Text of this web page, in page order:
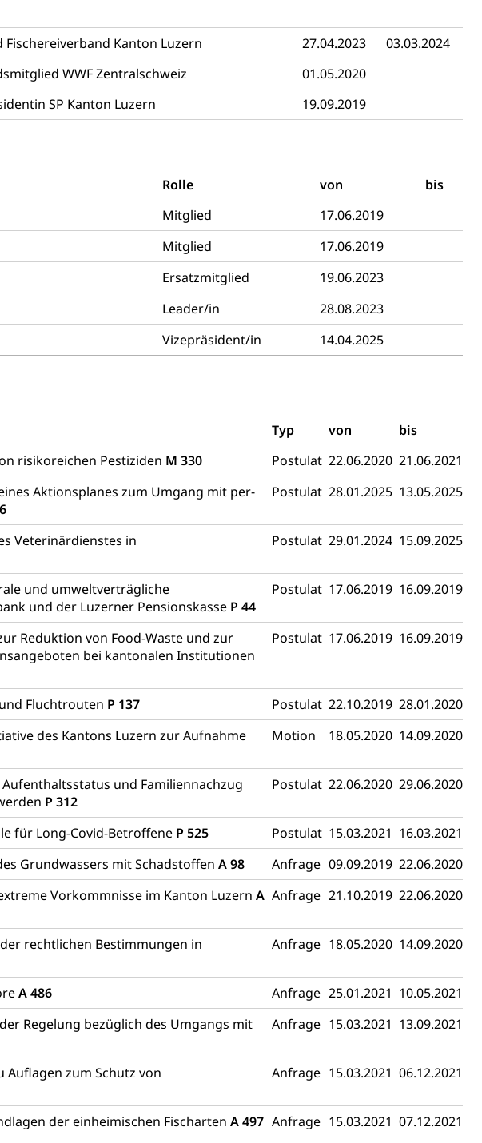
Fischereiverband Kanton Luzern 27.04.2023
03.03.2024
WWF Zentralschweiz
01.05.2020
SP Kanton Luzern
19.09.2019
Rolle von
bis
Mitglied
17.06.2019
Mitglied
17.06.2019
Ersatzmitglied
19.06.2023
Leader/in
28.08.2023
Vizepräsident/in 14.04.2025
Typ von
bis
risikoreichen Pestiziden M 330 Postulat 22.06.2020 21.06.2021
Aktionsplanes zum Umgang mit per-
Postulat 28.01.2025 13.05.2025
Veterinärdienstes in
Postulat 29.01.2024 15.09.2025
und umweltverträgliche
und der Luzerner Pensionskasse P 44
Postulat 17.06.2019 16.09.2019
Reduktion von Food-Waste und zur
bei kantonalen Institutionen
Postulat 17.06.2019 16.09.2019
Fluchtrouten P 137 Postulat 22.10.2019 28.01.2020
des Kantons Luzern zur Aufnahme
Motion 18.05.2020 14.09.2020
und Familiennachzug
P 312
Postulat 22.06.2020 29.06.2020
für Long-Covid-Betroffene P 525 Postulat 15.03.2021 16.03.2021
Grundwassers mit Schadstoffen A 98 Anfrage 09.09.2019 22.06.2020
Vorkommnisse im Kanton Luzern A Anfrage 21.10.2019 22.06.2020
rechtlichen Bestimmungen in
Anfrage 18.05.2020 14.09.2020
A 486 Anfrage 25.01.2021 10.05.2021
Regelung bezüglich des Umgangs mit
Anfrage 15.03.2021 13.09.2021
zum Schutz von
Anfrage 15.03.2021 06.12.2021
der einheimischen Fischarten A 497 Anfrage 15.03.2021 07.12.2021
vor Diskriminierung
Strafregisterauszug, Kriminalität
Umweltschutz
Stromverbrauch, Energiequelle, Windenergie, Wasserkraft, Sonnenenergie,
(Geoportal)
Treibhauseffekt
Raum und Wirtschaft rawi